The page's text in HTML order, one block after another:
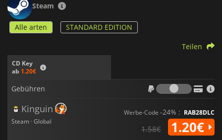
Steam
Alle arten STANDARD EDITION
CD Key
ab 1.20€
Teilen
Gebühren
Kinguin
Steam · Global
Werbe-Code -24% : RAB28DLC
1.58€ 1.20€